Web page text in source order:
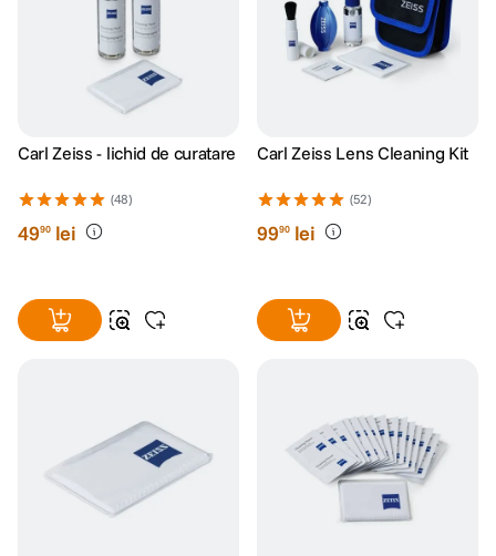
Carl Zeiss - lichid de curatare
(48)
4990 lei
Carl Zeiss Lens Cleaning Kit
(52)
9990 lei